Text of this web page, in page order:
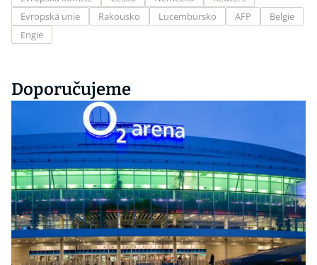
Evropská unie
Rakousko Lucembursko AFP
Belgie
Engie
Doporučujeme